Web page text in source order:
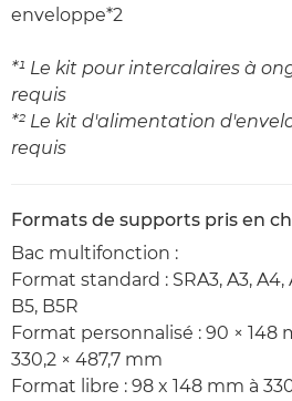
enveloppe*2
*¹ Le kit pour intercalaires à
requis
*² Le kit d'alimentation
requis
Formats de supports pris en
Bac multifonction :
Format standard : SRA3, A3, A4,
B5, B5R
Format personnalisé : 90 × 148
330,2 × 487,7 mm
Format libre : 98 x 148 mm à